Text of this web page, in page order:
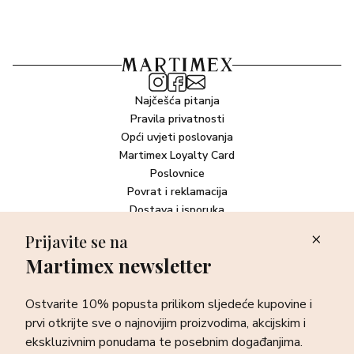
Najčešća pitanja
Pravila privatnosti
Opći uvjeti poslovanja
Martimex Loyalty Card
Poslovnice
Povrat i reklamacija
Dostava i isporuka
Newsletter
sve o najnovijim proizvodima, akcijskim i ekskluzivnim
ponudama te posebnim događanjima.
Prijava
Prijavite se na
Martimex newsletter
Ostvarite 10% popusta prilikom sljedeće kupovine i
prvi otkrijte sve o najnovijim proizvodima, akcijskim i
ekskluzivnim ponudama te posebnim događanjima.